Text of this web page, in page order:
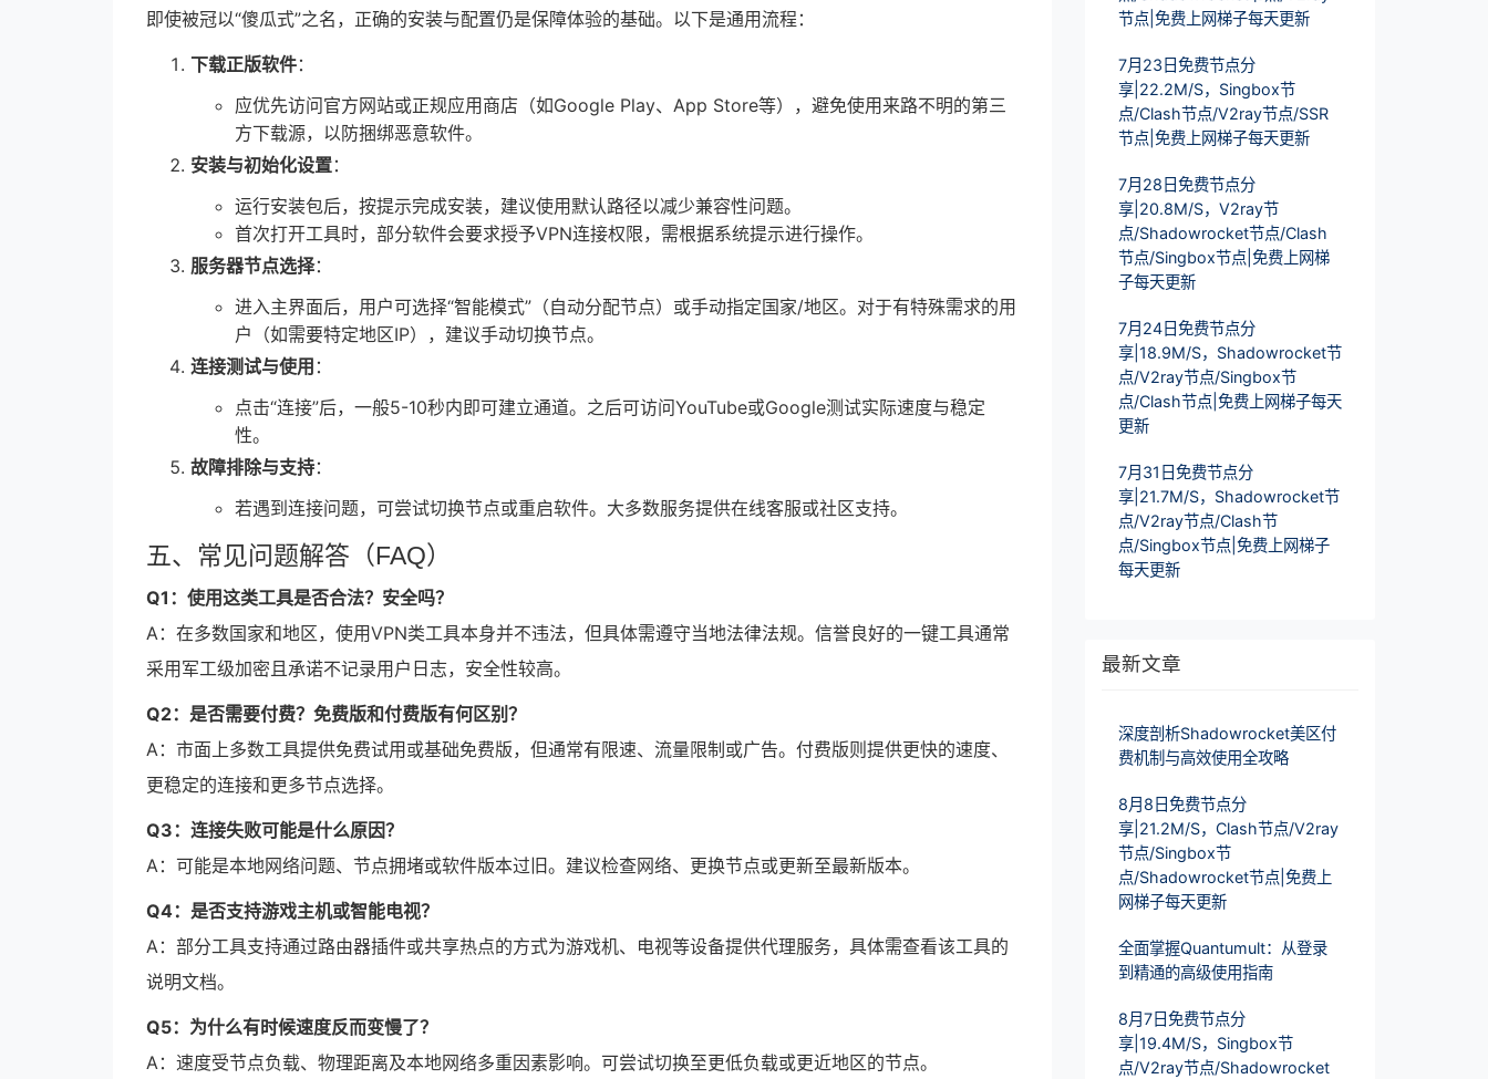
即使被冠以“傻瓜式”之名，正确的安装与配置仍是保障体验的基础。以下是通用流程：
下载正版软件：
应优先访问官方网站或正规应用商店（如Google Play、App Store等），避免使用来路不明的第三
方下载源，以防捆绑恶意软件。
安装与初始化设置：
运行安装包后，按提示完成安装，建议使用默认路径以减少兼容性问题。
首次打开工具时，部分软件会要求授予VPN连接权限，需根据系统提示进行操作。
服务器节点选择：
进入主界面后，用户可选择“智能模式”（自动分配节点）或手动指定国家/地区。对于有特殊需求的用
户（如需要特定地区IP），建议手动切换节点。
连接测试与使用 ：
点击“连接”后，一般5-10秒内即可建立通道。之后可访问YouTube或Google测试实际速度与稳定
性。
故障排除与支持：
若遇到连接问题，可尝试切换节点或重启软件。大多数服务提供在线客服或社区支持。
五、常见问题解答（FAQ）
Q1：使用这类工具是否合法？安全吗？
A：在多数国家和地区，使用VPN类工具本身并不违法，但具体需遵守当地法律法规。信誉良好的一键工具通常
采用军工级加密且承诺不记录用户日志，安全性较高。
Q2：是否需要付费？免费版和付费版有何区别？
A：市面上多数工具提供免费试用或基础免费版，但通常有限速、流量限制或广告。付费版则提供更快的速度、
更稳定的连接和更多节点选择。
Q3：连接失败可能是什么原因？
A：可能是本地网络问题、节点拥堵或软件版本过旧。建议检查网络、更换节点或更新至最新版本。
Q4：是否支持游戏主机或智能电视？
A：部分工具支持通过路由器插件或共享热点的方式为游戏机、电视等设备提供代理服务，具体需查看该工具的
说明文档。
Q5：为什么有时候速度反而变慢了？
A：速度受节点负载、物理距离及本地网络多重因素影响。可尝试切换至更低负载或更近地区的节点。
节点|免费上网梯子每天更新
7月23日免费节点分
享|22.2M/S，Singbox节
点/Clash节点/V2ray节点/SSR
节点|免费上网梯子每天更新
7月28日免费节点分
享|20.8M/S，V2ray节
点/Shadowrocket节点/Clash
节点/Singbox节点|免费上网梯
子每天更新
7月24日免费节点分
享|18.9M/S，Shadowrocket节
点/V2ray节点/Singbox节
点/Clash节点|免费上网梯子每天
更新
7月31日免费节点分
享|21.7M/S，Shadowrocket节
点/V2ray节点/Clash节
点/Singbox节点|免费上网梯子
每天更新
最新文章
深度剖析Shadowrocket美区付
费机制与高效使用全攻略
8月8日免费节点分
享|21.2M/S，Clash节点/V2ray
节点/Singbox节
点/Shadowrocket节点|免费上
网梯子每天更新
全面掌握Quantumult：从登录
到精通的高级使用指南
8月7日免费节点分
享|19.4M/S，Singbox节
点/V2ray节点/Shadowrocket